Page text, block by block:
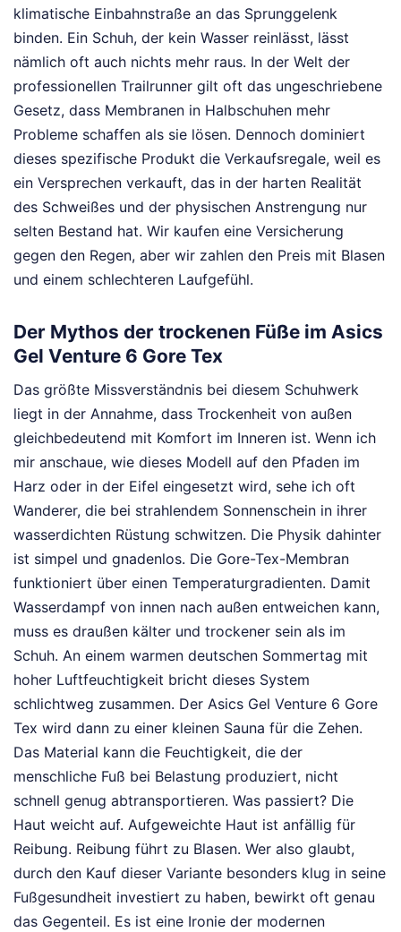
klimatische Einbahnstraße an das Sprunggelenk
binden. Ein Schuh, der kein Wasser reinlässt, lässt
nämlich oft auch nichts mehr raus. In der Welt der
professionellen Trailrunner gilt oft das ungeschriebene
Gesetz, dass Membranen in Halbschuhen mehr
Probleme schaffen als sie lösen. Dennoch dominiert
dieses spezifische Produkt die Verkaufsregale, weil es
ein Versprechen verkauft, das in der harten Realität
des Schweißes und der physischen Anstrengung nur
selten Bestand hat. Wir kaufen eine Versicherung
gegen den Regen, aber wir zahlen den Preis mit Blasen
und einem schlechteren Laufgefühl.
Der Mythos der trockenen Füße im Asics
Gel Venture 6 Gore Tex
Das größte Missverständnis bei diesem Schuhwerk
liegt in der Annahme, dass Trockenheit von außen
gleichbedeutend mit Komfort im Inneren ist. Wenn ich
mir anschaue, wie dieses Modell auf den Pfaden im
Harz oder in der Eifel eingesetzt wird, sehe ich oft
Wanderer, die bei strahlendem Sonnenschein in ihrer
wasserdichten Rüstung schwitzen. Die Physik dahinter
ist simpel und gnadenlos. Die Gore-Tex-Membran
funktioniert über einen Temperaturgradienten. Damit
Wasserdampf von innen nach außen entweichen kann,
muss es draußen kälter und trockener sein als im
Schuh. An einem warmen deutschen Sommertag mit
hoher Luftfeuchtigkeit bricht dieses System
schlichtweg zusammen. Der Asics Gel Venture 6 Gore
Tex wird dann zu einer kleinen Sauna für die Zehen.
Das Material kann die Feuchtigkeit, die der
menschliche Fuß bei Belastung produziert, nicht
schnell genug abtransportieren. Was passiert? Die
Haut weicht auf. Aufgeweichte Haut ist anfällig für
Reibung. Reibung führt zu Blasen. Wer also glaubt,
durch den Kauf dieser Variante besonders klug in seine
Fußgesundheit investiert zu haben, bewirkt oft genau
das Gegenteil. Es ist eine Ironie der modernen